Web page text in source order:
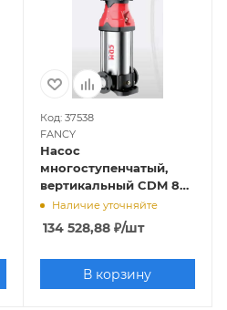
Код: 37538
FANCY
Насос
многоступенчатый,
вертикальный CDM 85-
1-1 (5,5кВт, 380В, 85м3/ч,
14м), FANCY
Наличие уточняйте
134 528,88₽/шт
В корзину